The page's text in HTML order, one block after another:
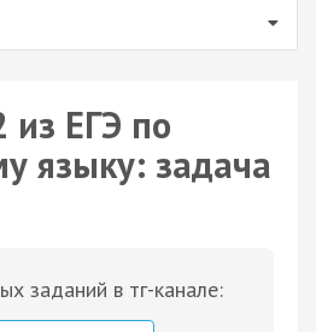
из ЕГЭ по
языку: задача
заданий в тг-канале: